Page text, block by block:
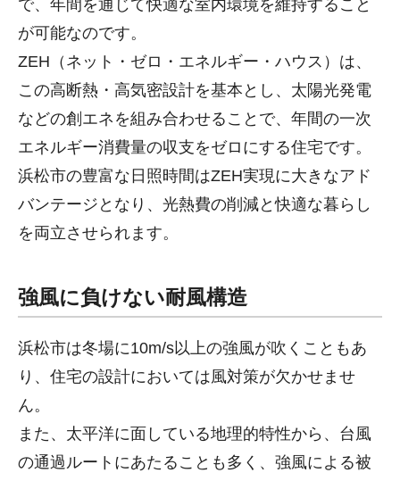
で、年間を通じて快適な室内環境を維持すること
が可能なのです。
ZEH（ネット・ゼロ・エネルギー・ハウス）は、
この高断熱・高気密設計を基本とし、太陽光発電
などの創エネを組み合わせることで、年間の一次
エネルギー消費量の収支をゼロにする住宅です。
浜松市の豊富な日照時間はZEH実現に大きなアド
バンテージとなり、光熱費の削減と快適な暮らし
を両立させられます。
強風に負けない耐風構造
浜松市は冬場に10m/s以上の強風が吹くこともあ
り、住宅の設計においては風対策が欠かせませ
ん。
また、太平洋に面している地理的特性から、台風
の通過ルートにあたることも多く、強風による被